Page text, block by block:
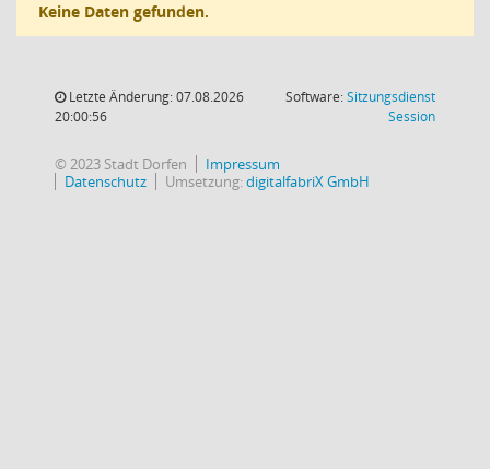
Keine Daten gefunden.
Letzte Änderung: 07.08.2026
20:00:56
Software:Sitzungsdienst
Session(Wird in
© 2023 Stadt Dorfen
Impressum
Datenschutz
Umsetzung:digitalfabriX GmbH